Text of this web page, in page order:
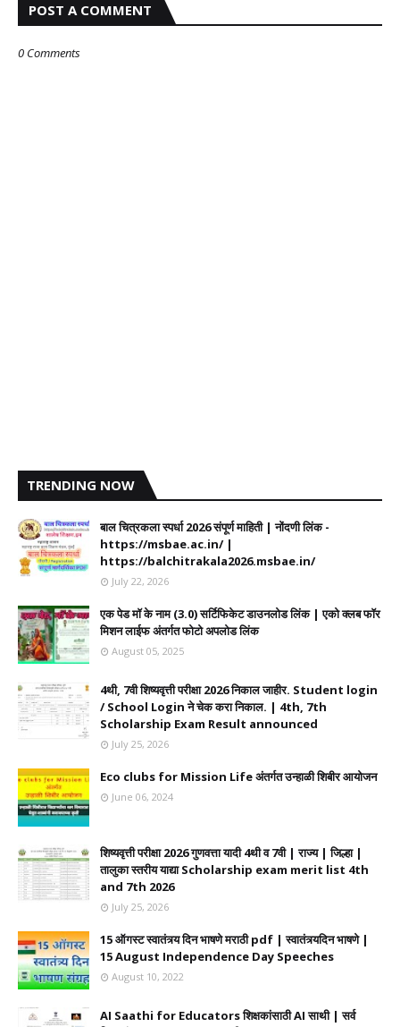
POST A COMMENT
0 Comments
TRENDING NOW
बाल चित्रकला स्पर्धा 2026 संपूर्ण माहिती | नोंदणी लिंक -
https://msbae.ac.in/ |
https://balchitrakala2026.msbae.in/
July 22, 2026
एक पेड मॉ के नाम (3.0) सर्टिफिकेट डाउनलोड लिंक | एको क्लब फॉर
मिशन लाईफ अंतर्गत फोटो अपलोड लिंक
August 05, 2025
4थी, 7वी शिष्यवृत्ती परीक्षा 2026 निकाल जाहीर. Student login
/ School Login ने चेक करा निकाल. | 4th, 7th
Scholarship Exam Result announced
July 25, 2026
Eco clubs for Mission Life अंतर्गत उन्हाळी शिबीर आयोजन
June 06, 2024
शिष्यवृत्ती परीक्षा 2026 गुणवत्ता यादी 4थी व 7वी | राज्य | जिल्हा |
तालुका स्तरीय याद्या Scholarship exam merit list 4th
and 7th 2026
July 25, 2026
15 ऑगस्ट स्वातंत्र्य दिन भाषणे मराठी pdf | स्वातंत्र्यदिन भाषणे |
15 August Independence Day Speeches
August 10, 2022
AI Saathi for Educators शिक्षकांसाठी AI साथी | सर्व